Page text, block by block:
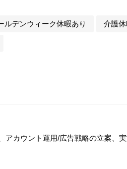
ルデンウィーク休暇あり 介護休
カウント運用/広告戦略の立案、実